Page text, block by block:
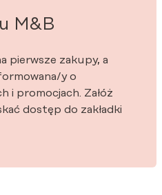
M&B
pierwsze zakupy, a
y o
i promocjach. Załóż
dostęp do zakładki